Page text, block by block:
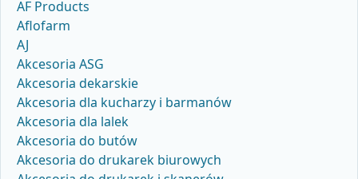
AF Products
Aflofarm
AJ
Akcesoria ASG
Akcesoria dekarskie
Akcesoria dla kucharzy i barmanów
Akcesoria dla lalek
Akcesoria do butów
Akcesoria do drukarek biurowych